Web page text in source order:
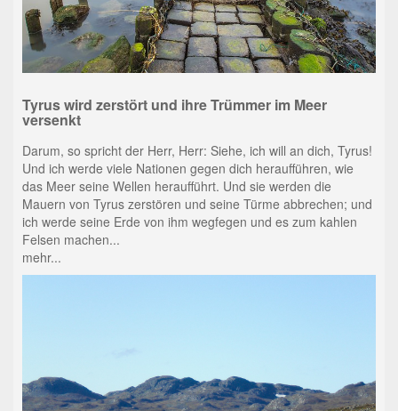
Tyrus wird zerstört und ihre Trümmer im Meer
versenkt
Darum, so spricht der Herr, Herr: Siehe, ich will an dich, Tyrus!
Und ich werde viele Nationen gegen dich heraufführen, wie
das Meer seine Wellen heraufführt. Und sie werden die
Mauern von Tyrus zerstören und seine Türme abbrechen; und
ich werde seine Erde von ihm wegfegen und es zum kahlen
Felsen machen...
mehr...